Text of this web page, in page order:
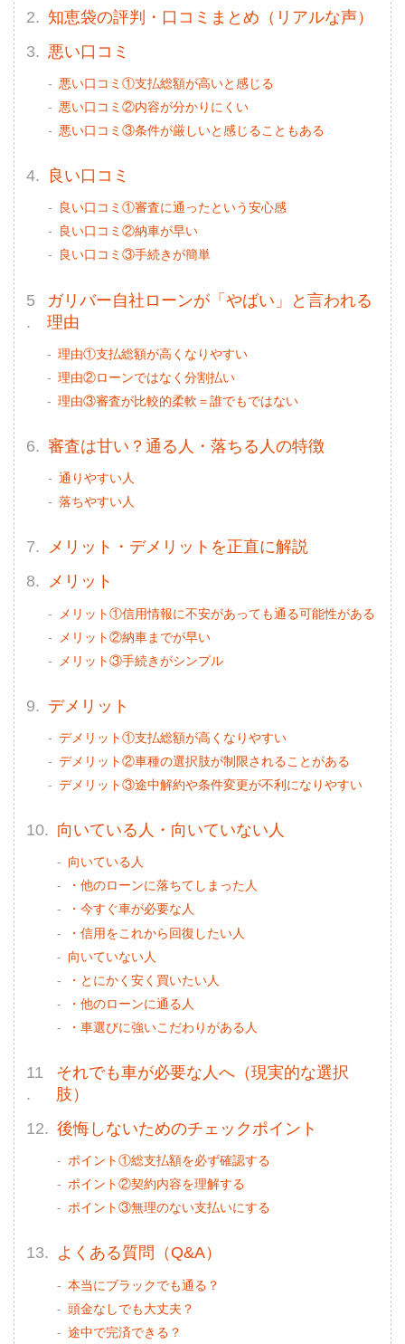
知恵袋の評判・口コミまとめ（リアルな声）
悪い口コミ
悪い口コミ①支払総額が高いと感じる
悪い口コミ②内容が分かりにくい
悪い口コミ③条件が厳しいと感じることもある
良い口コミ
良い口コミ①審査に通ったという安心感
良い口コミ②納車が早い
良い口コミ③手続きが簡単
ガリバー自社ローンが「やばい」と言われる
理由
理由①支払総額が高くなりやすい
理由②ローンではなく分割払い
理由③審査が比較的柔軟＝誰でもではない
審査は甘い？通る人・落ちる人の特徴
通りやすい人
落ちやすい人
メリット・デメリットを正直に解説
メリット
メリット①信用情報に不安があっても通る可能性がある
メリット②納車までが早い
メリット③手続きがシンプル
デメリット
デメリット①支払総額が高くなりやすい
デメリット②車種の選択肢が制限されることがある
デメリット③途中解約や条件変更が不利になりやすい
向いている人・向いていない人
向いている人
・他のローンに落ちてしまった人
・今すぐ車が必要な人
・信用をこれから回復したい人
向いていない人
・とにかく安く買いたい人
・他のローンに通る人
・車選びに強いこだわりがある人
それでも車が必要な人へ（現実的な選択
肢）
後悔しないためのチェックポイント
ポイント①総支払額を必ず確認する
ポイント②契約内容を理解する
ポイント③無理のない支払いにする
よくある質問（Q&A）
本当にブラックでも通る？
頭金なしでも大丈夫？
途中で完済できる？